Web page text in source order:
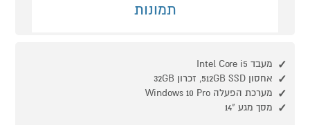
תמונות
מעבד Intel Core i5
אחסון 512GB SSD, זכרון 32GB
מערכת הפעלה Windows 10 Pro
מסך מגע "14